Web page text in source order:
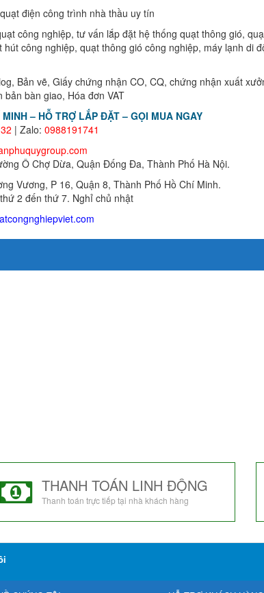
điện công trình nhà thầu uy tín
công nghiệp, tư vấn lắp đặt hệ thống quạt thông gió,
công nghiệp, quạt thông gió công nghiệp, máy lạnh di
Bản vẽ, Giấy chứng nhận CO, CQ, chứng nhận xuất
bàn giao, Hóa đơn VAT
– HỖ TRỢ LẮP ĐẶT – GỌI MUA NGAY
| Zalo: 0988191741
Ô Chợ Dừa, Quận Đống Đa, Thành Phố Hà Nội.
Vương, P 16, Quận 8, Thành Phố Hồ Chí Minh.
2 đến thứ 7. Nghỉ chủ nhật
THANH TOÁN LINH ĐỘNG
Thanh toán trực tiếp tại nhà khách hàng